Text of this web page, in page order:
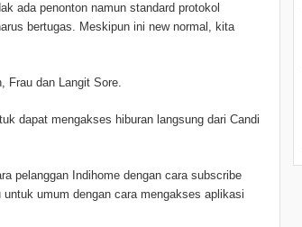
ada penonton namun standard protokol
bertugas. Meskipun ini new normal, kita
Frau dan Langit Sore.
dapat mengakses hiburan langsung dari Candi
pelanggan Indihome dengan cara subscribe
umum dengan cara mengakses aplikasi